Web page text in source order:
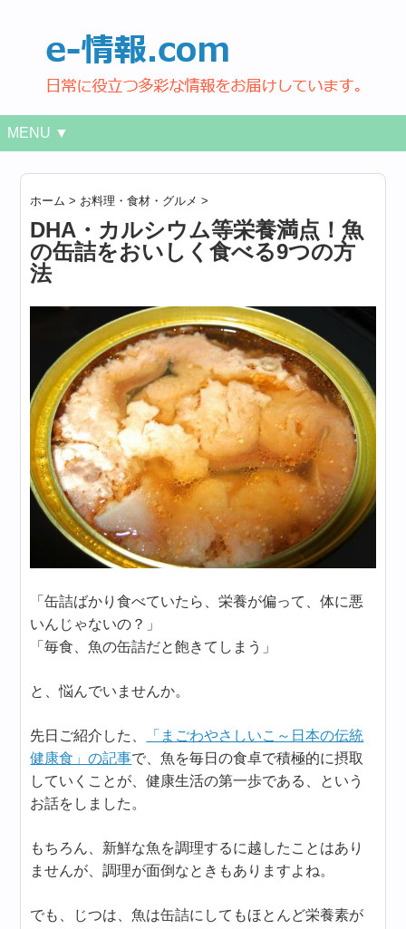
MENU ▼
ホーム > お料理・食材・グルメ >
DHA・カルシウム等栄養満点！魚
の缶詰をおいしく食べる9つの方
法
「缶詰ばかり食べていたら、栄養が偏って、体に悪
いんじゃないの？」
「毎食、魚の缶詰だと飽きてしまう」
と、悩んでいませんか。
先日ご紹介した、
「まごわやさしいこ～日本の伝統
健康食」の記事で、魚を毎日の食卓で積極的に摂取
していくことが、健康生活の第一歩である、という
お話をしました。
もちろん、新鮮な魚を調理するに越したことはあり
ませんが、調理が面倒なときもありますよね。
でも、じつは、魚は缶詰にしてもほとんど栄養素が